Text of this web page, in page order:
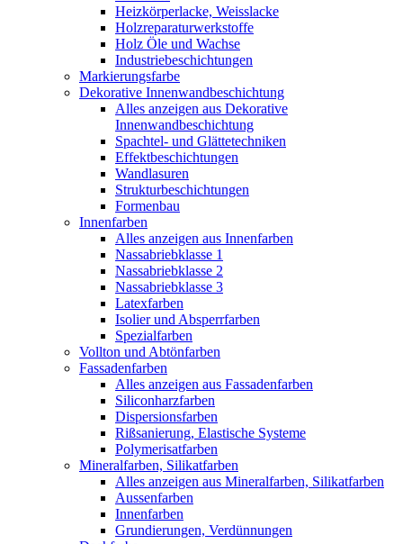
Heizkörperlacke, Weisslacke
Holzreparaturwerkstoffe
Holz Öle und Wachse
Industriebeschichtungen
Markierungsfarbe
Dekorative Innenwandbeschichtung
Alles anzeigen aus Dekorative
Innenwandbeschichtung
Spachtel- und Glättetechniken
Effektbeschichtungen
Wandlasuren
Strukturbeschichtungen
Formenbau
Innenfarben
Alles anzeigen aus Innenfarben
Nassabriebklasse 1
Nassabriebklasse 2
Nassabriebklasse 3
Latexfarben
Isolier und Absperrfarben
Spezialfarben
Vollton und Abtönfarben
Fassadenfarben
Alles anzeigen aus Fassadenfarben
Siliconharzfarben
Dispersionsfarben
Rißsanierung, Elastische Systeme
Polymerisatfarben
Mineralfarben, Silikatfarben
Alles anzeigen aus Mineralfarben, Silikatfarben
Aussenfarben
Innenfarben
Grundierungen, Verdünnungen